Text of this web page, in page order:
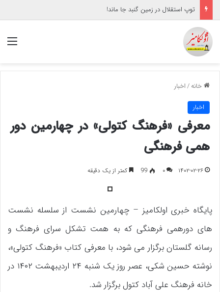
توپ استقلال در زمین گنبد جا ماند!
خانه/اخبار
اخبار
معرفی «فرهنگ کتولی» در چهارمین دور
همی فرهنگی
۱۴۰۲-۰۲-۲۶ ۰ 99 کمتر از یک دقیقه
پایگاه خبری اولکامیز – چهارمین نشست از سلسله نشست
های دورهمی فرهنگی که به همت تشکل سرای فرهنگ و
رسانه گلستان برگزار می شود، با معرفی کتاب «فرهنگ کتولی»،
نوشته حسین شکی، عصر روز یک شنبه ۲۴ اردیبهشت ۱۴۰۲ در
خانه فرهنگ علی آباد کتول برگزار شد.